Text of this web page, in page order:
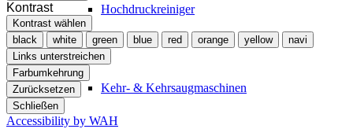
Hochdruckreiniger
Kehr- & Kehrsaugmaschinen
Kontrast
Kontrast wählen
black
white green blue red orange yellow
navi
Links unterstreichen
Farbumkehrung
Zurücksetzen
Schließen
Accessibility by WAH